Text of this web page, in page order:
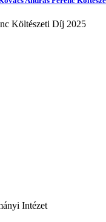
Költészeti Díj 2025
Intézet